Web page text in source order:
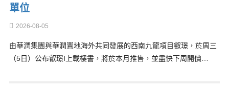
單位
2026-08-05
由華潤集團與華潤置地海外共同發展的西南九龍項目叡璟，於周三
（5日）公布叡璟I上載樓書，將於本月推售，並盡快下周開價…